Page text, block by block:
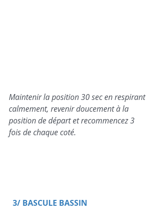
Maintenir la position 30 sec en respirant
calmement, revenir doucement à la
position de départ et recommencez 3
fois de chaque coté.
3/ BASCULE BASSIN